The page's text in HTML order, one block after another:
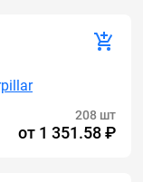
208 шт
от 1 351.58 ₽